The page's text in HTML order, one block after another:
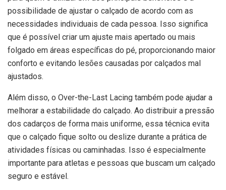
possibilidade de ajustar o calçado de acordo com as
necessidades individuais de cada pessoa. Isso significa
que é possível criar um ajuste mais apertado ou mais
folgado em áreas específicas do pé, proporcionando maior
conforto e evitando lesões causadas por calçados mal
ajustados.
Além disso, o Over-the-Last Lacing também pode ajudar a
melhorar a estabilidade do calçado. Ao distribuir a pressão
dos cadarços de forma mais uniforme, essa técnica evita
que o calçado fique solto ou deslize durante a prática de
atividades físicas ou caminhadas. Isso é especialmente
importante para atletas e pessoas que buscam um calçado
seguro e estável.